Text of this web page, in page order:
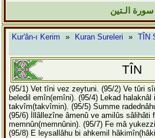
سورة الـتين
Kur'ân-ı Kerim » Kuran Sureleri » TÎN
TÎN
(95/1) Vet tîni vez zeytuni. (95/2) Ve tûri
beledil emîn(emîni). (95/4) Lekad halaknâl
takvîm(takvîmin). (95/5) Summe
(95/6) İllâllezîne âmenû ve amilûs sâlihâti
memnûn(memnûnin). (95/7) Fe mâ
(95/8) E leysallâhu bi ahkemil